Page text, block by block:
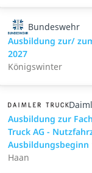
Bundeswehr
Ausbildung zur/
2027
Königswinter
Ausbildung zur
Truck AG -
Ausbildungsbeginn
Haan